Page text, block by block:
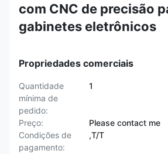
com CNC de precisão
gabinetes eletrônicos
Propriedades comerciais
Quantidade
mínima de
pedido:
1
Preço:
Please contact me
Condições de
pagamento:
,T/T